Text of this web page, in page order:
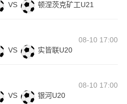
VS 顿涅茨克矿工U21
08-10 17:00
VS 实皆联U20
08-10 17:00
VS 银河U20